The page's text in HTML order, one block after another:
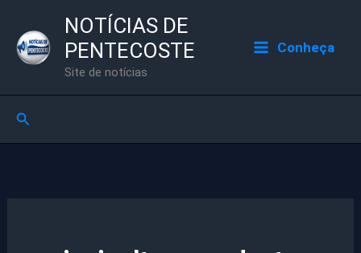
para
NOTÍCIAS DE
PENTECOSTE
Site de notícias
Conheça
Pesquisar